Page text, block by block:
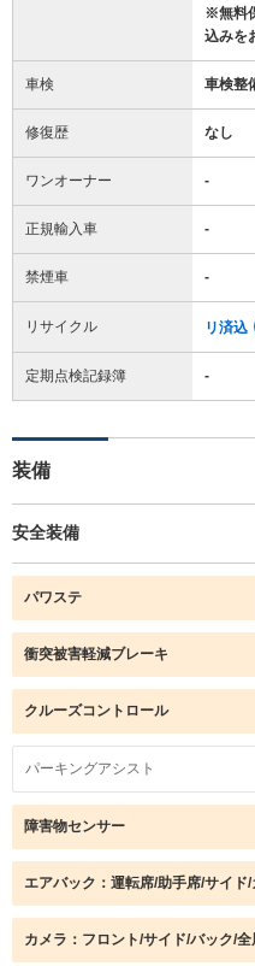
※無料
込みを
車検 車検整
修復歴 なし
ワンオーナー -
正規輸入車 -
禁煙車 -
リサイクル リ済込
定期点検記録簿 -
装備
安全装備
パワステ
衝突被害軽減ブレーキ
クルーズコントロール
パーキングアシスト
障害物センサー
エアバック：運転席/助手席/サイド
カメラ：フロント/サイド/バック/全